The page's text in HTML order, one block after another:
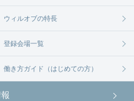
ウィルオブの特長
登録会場一覧
働き方ガイド（はじめての方）